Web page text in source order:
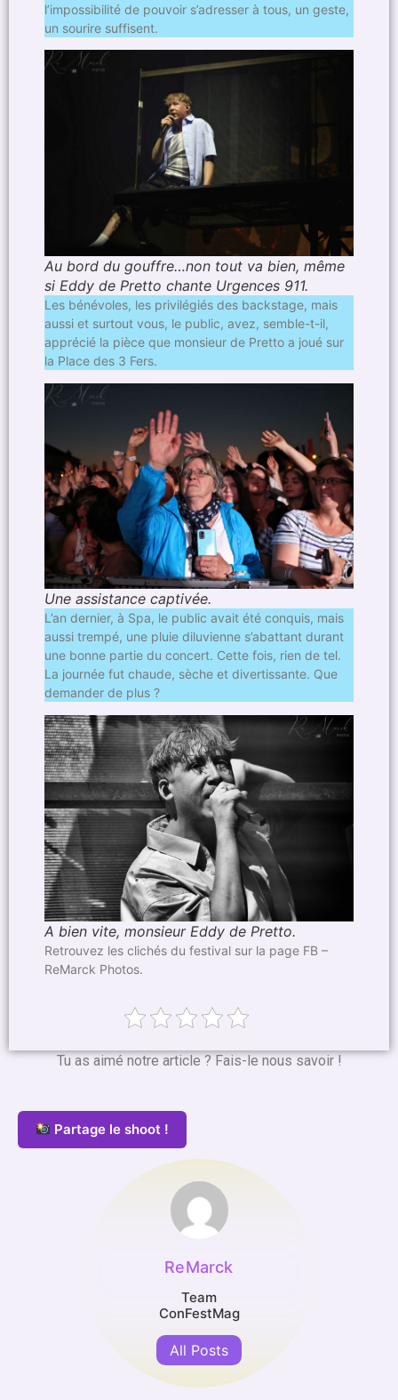
l’impossibilité de pouvoir s’adresser à tous, un geste,
un sourire suffisent.
Au bord du gouffre…non tout va bien, même
si Eddy de Pretto chante Urgences 911.
Les bénévoles, les privilégiés des backstage, mais
aussi et surtout vous, le public, avez, semble-t-il,
apprécié la pièce que monsieur de Pretto a joué sur
la Place des 3 Fers.
Une assistance captivée.
L’an dernier, à Spa, le public avait été conquis, mais
aussi trempé, une pluie diluvienne s’abattant durant
une bonne partie du concert. Cette fois, rien de tel.
La journée fut chaude, sèche et divertissante. Que
demander de plus ?
A bien vite, monsieur Eddy de Pretto.
Retrouvez les clichés du festival sur la page FB –
ReMarck Photos.
Tu as aimé notre article ? Fais-le nous savoir !
Partage le shoot !
ReMarck
Team
ConFestMag
All Posts